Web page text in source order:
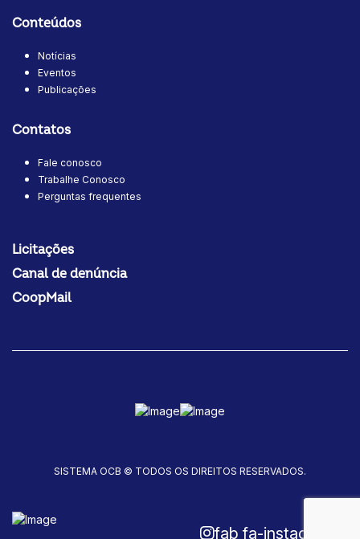
Conteúdos
Notícias
Eventos
Publicações
Contatos
Fale conosco
Trabalhe Conosco
Perguntas frequentes
Licitações
Canal de denúncia
CoopMail
SISTEMA OCB © TODOS OS DIREITOS RESERVADOS.
fab fa-instagram